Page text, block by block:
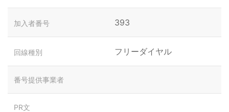
加入者番号 393
回線種別 フリーダイヤル
番号提供事業者
PR文